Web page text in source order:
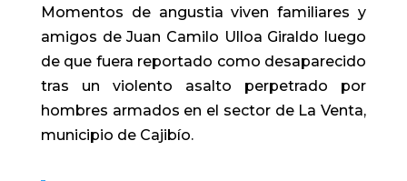
Momentos de angustia viven familiares y
amigos de Juan Camilo Ulloa Giraldo luego
de que fuera reportado como desaparecido
tras un violento asalto perpetrado por
hombres armados en el sector de La Venta,
municipio de Cajibío.